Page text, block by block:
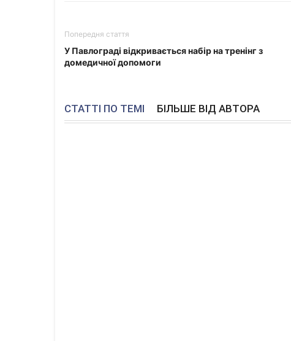
Попередня стаття
У Павлограді відкривається набір на тренінг з
домедичної допомоги
СТАТТІ ПО ТЕМІ БІЛЬШЕ ВІД АВТОРА